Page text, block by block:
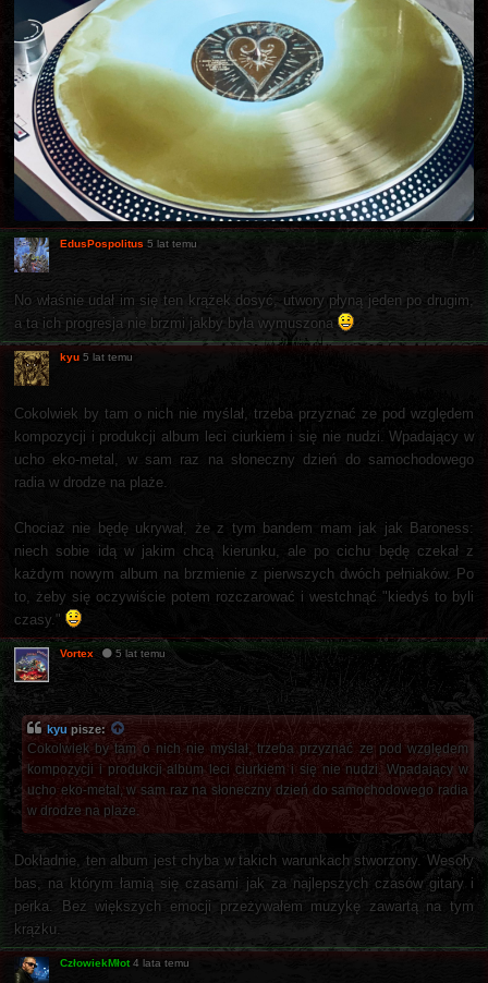
EdusPospolitus 5 lat temu
No właśnie udał im się ten krążek dosyć, utwory płyną jeden po drugim,
a ta ich progresja nie brzmi jakby była wymuszona
kyu 5 lat temu
Cokolwiek by tam o nich nie myślał, trzeba przyznać ze pod względem
kompozycji i produkcji album leci ciurkiem i się nie nudzi. Wpadający w
ucho eko-metal, w sam raz na słoneczny dzień do samochodowego
radia w drodze na plaże.
Chociaż nie będę ukrywał, że z tym bandem mam jak jak Baroness:
niech sobie idą w jakim chcą kierunku, ale po cichu będę czekał z
każdym nowym album na brzmienie z pierwszych dwóch pełniaków. Po
to, żeby się oczywiście potem rozczarować i westchnąć "kiedyś to byli
czasy."
Vortex 5 lat temu
kyu pisze:
Cokolwiek by tam o nich nie myślał, trzeba przyznać ze pod względem
kompozycji i produkcji album leci ciurkiem i się nie nudzi. Wpadający w
ucho eko-metal, w sam raz na słoneczny dzień do samochodowego radia
w drodze na plaże.
Dokładnie, ten album jest chyba w takich warunkach stworzony. Wesoły
bas, na którym łamią się czasami jak za najlepszych czasów gitary i
perka. Bez większych emocji przeżywałem muzykę zawartą na tym
krążku.
CzłowiekMłot 4 lata temu